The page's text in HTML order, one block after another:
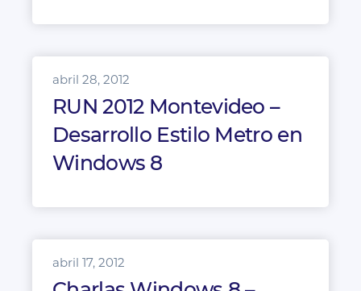
abril 28, 2012
RUN 2012 Montevideo –
Desarrollo Estilo Metro en
Windows 8
abril 17, 2012